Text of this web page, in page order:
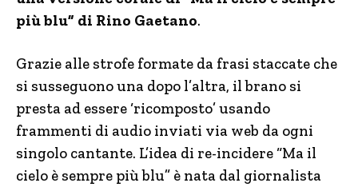
più blu” di Rino Gaetano.
Grazie alle strofe formate da frasi staccate che
si susseguono una dopo l’altra, il brano si
presta ad essere ‘ricomposto’ usando
frammenti di audio inviati via web da ogni
singolo cantante. L’idea di re-incidere “Ma il
cielo è sempre più blu” è nata dal giornalista